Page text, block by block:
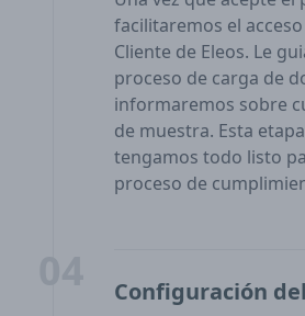
facilitaremos el
Cliente de Eleos. Le
proceso de carga de
informaremos sobre
de muestra. Esta
tengamos todo listo
proceso de
Configuración